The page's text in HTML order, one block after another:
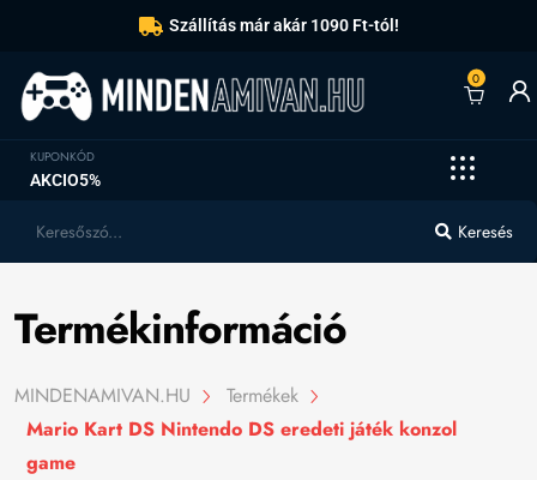
Szállítás már akár 1090 Ft-tól!
0
KUPONKÓD
AKCIO5%
Keresés
Termékinformáció
MINDENAMIVAN.HU
Termékek
Mario Kart DS Nintendo DS eredeti játék konzol
game